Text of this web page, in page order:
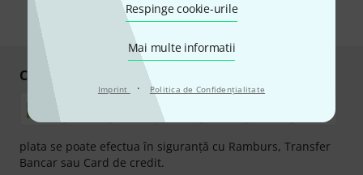
Respinge cookie-urile
Mai multe informatii
Imprint · Politica de Confidenţialitate
* Necesar
Cumpărați și plătiți în siguranță
plata se poate efectua în siguranță cu Ramburs, Transfer
Bancar sau Card de credit.